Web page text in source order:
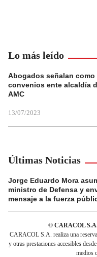
Lo más leído
Abogados señalan como
convenios ente alcaldía
AMC
13/07/2023
Últimas Noticias
Jorge Eduardo Mora
ministro de Defensa y
mensaje a la fuerza
© CARACOL S.A.
CARACOL S.A. realiza una
y otras prestaciones accesibles
medios